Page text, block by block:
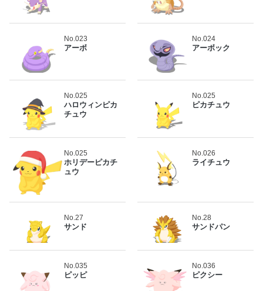
No.023
アーボ
No.024
アーボック
No.025
ハロウィンピカ
チュウ
No.025
ピカチュウ
No.025
ホリデーピカチ
ュウ
No.026
ライチュウ
No.27
サンド
No.28
サンドパン
No.035
ピッピ
No.036
ピクシー